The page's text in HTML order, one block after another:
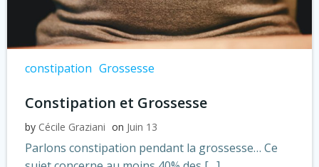
constipation Grossesse
Constipation et Grossesse
by Cécile Graziani on Juin 13
Parlons constipation pendant la grossesse… Ce